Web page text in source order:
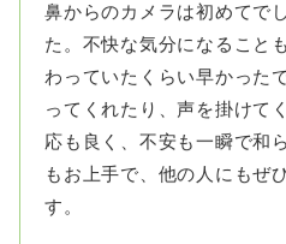
鼻からのカメラは初めてで
た。不快な気分になること
わっていたくらい早かった
ってくれたり、声を掛けて
応も良く、不安も一瞬で和
もお上手で、他の人にもぜ
す。